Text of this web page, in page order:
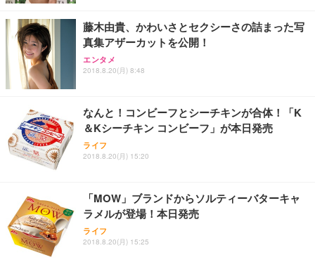
務用 おしゃれ パソコンチェア (ブラック)
Sezlife オフィスチェア デスクチェア 疲れない テレ
ワーク チェア 強化バックレスト 30度ロッキング機
能 人間工学 椅子 腰サポート 90度跳ね上げ式アーム
務用 おしゃれ パソコンチェア (ホワイト)
ANDWINT オフィスチェア デスクチェア 肘なし メ
ッシュ 通気性 ランバーサポート付き 腰サポート ガ
ス圧無段階昇降 360度回転 キャスター付き コンパク
【整備済み品】Dell E2724HS 27インチ 液晶モニタ
ー フルHD（1920×1080）VA 非光沢 HDMI/DisplayP
ort/VGA スピーカー内蔵 高さ調整 スイベル VESA対
【MiniLED/24.5inch/280Hz/FHD】GRAPHT THE S
HOOTER Gaming Monitor 24” Essential ゲーミン
グモニター QD 24.5インチ 1ms FHD 量子ドット 残
Smart Basic(スマートベーシック) 【Amazon.co.jp
限定】 Smart Basic アイリスオーヤマ ペットシーツ
超厚型 お徳用 ワイド 100枚入 (x 1) (ケース販売)
アイリスオーヤマ ペットシーツ 超厚型 お徳用 レギ
ュラー 200枚入【Amazon.co.jp限定】
藤木由貴、かわいさとセクシーさの詰まった写
真集アザーカットを公開！
エンタメ
2018.8.20(月) 8:48
なんと！コンビーフとシーチキンが合体！「K
＆Kシーチキン コンビーフ」が本日発売
ライフ
2018.8.20(月) 15:20
「MOW」ブランドからソルティーバターキャ
ラメルが登場！本日発売
ライフ
2018.8.20(月) 15:25